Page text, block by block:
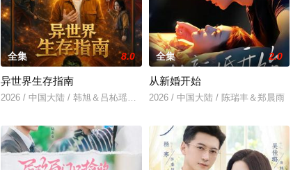
全集 8.0
异世界生存指南
2026 / 中国大陆 / 韩旭＆吕杺瑶＆魏尊＆夏清＆金林
全集 2.0
从新婚开始
2026 / 中国大陆 / 陈瑞丰＆郑晨雨